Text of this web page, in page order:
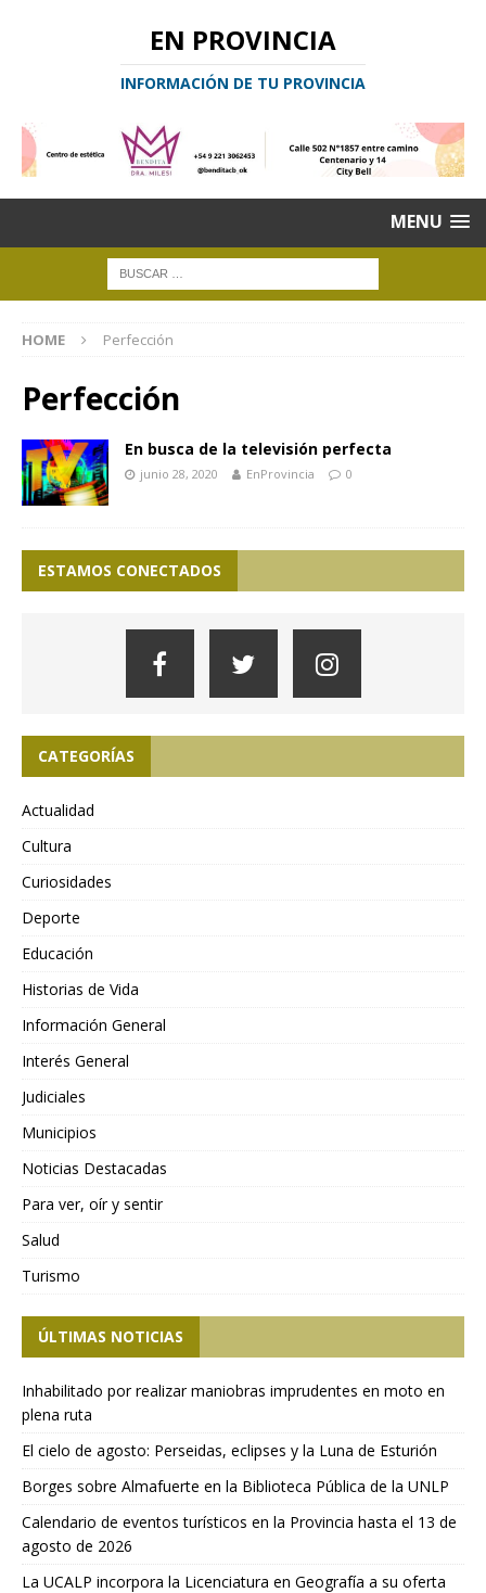
EN PROVINCIA
INFORMACIÓN DE TU PROVINCIA
MENU
HOME Perfección
Perfección
En busca de la televisión perfecta
junio 28, 2020 EnProvincia 0
ESTAMOS CONECTADOS
CATEGORÍAS
Actualidad
Cultura
Curiosidades
Deporte
Educación
Historias de Vida
Información General
Interés General
Judiciales
Municipios
Noticias Destacadas
Para ver, oír y sentir
Salud
Turismo
ÚLTIMAS NOTICIAS
Inhabilitado por realizar maniobras imprudentes en moto en
plena ruta
El cielo de agosto: Perseidas, eclipses y la Luna de Esturión
Borges sobre Almafuerte en la Biblioteca Pública de la UNLP
Calendario de eventos turísticos en la Provincia hasta el 13 de
agosto de 2026
La UCALP incorpora la Licenciatura en Geografía a su oferta